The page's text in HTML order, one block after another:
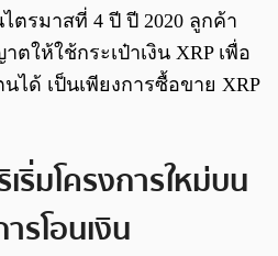
ตรมาสที่ 4 ปี ปี 2020 ลูกค้า
ตให้ใช้กระเป๋าเงิน XRP เพื่อ
ได้ เป็นเพียงการซื้อขาย XRP
เริ่มโครงการใหม่บน
รโอนเงิน